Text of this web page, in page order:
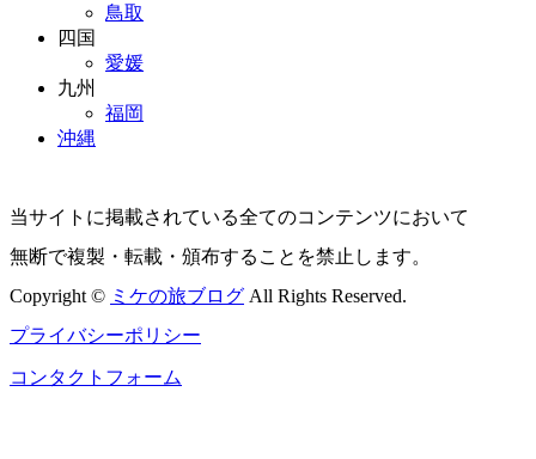
鳥取
四国
愛媛
九州
福岡
沖縄
当サイトに掲載されている全てのコンテンツにおいて
無断で複製・転載・頒布することを禁止します。
Copyright © ミケの旅ブログ All Rights Reserved.
プライバシーポリシー
コンタクトフォーム